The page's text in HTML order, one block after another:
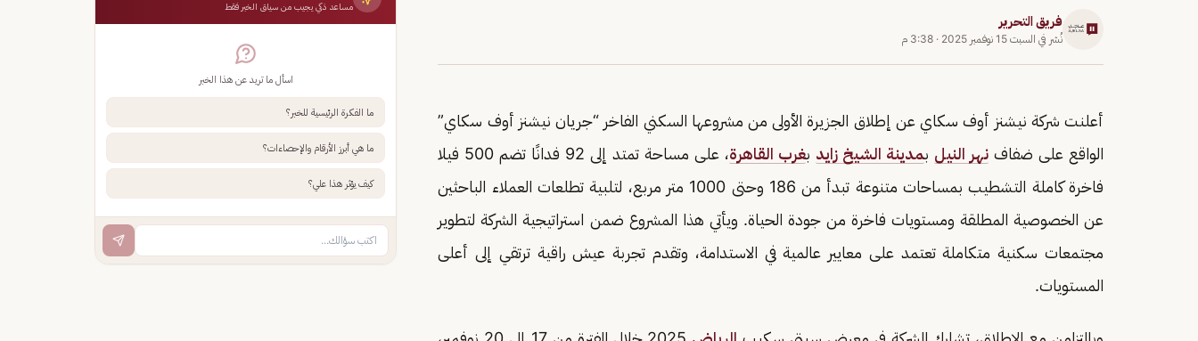
فريق التحرير
نُشر في السبت 15 نوفمبر 2025 · 3:38 م
أعلنت شركة نيشنز أوف سكاي عن إطلاق الجزيرة الأولى من مشروعها السكني الفاخر “جريان نيشنز أوف سكاي”
الواقع على ضفاف نهر النيل بمدينة الشيخ زايد بغرب القاهرة
، على مساحة تمتد إلى 92 فدانًا تضم 500 فيلا
فاخرة كاملة التشطيب بمساحات متنوعة تبدأ من 186 وحتى 1000 متر مربع، لتلبية تطلعات العملاء الباحثين
عن الخصوصية المطلقة ومستويات فاخرة من جودة الحياة. ويأتي هذا المشروع ضمن استراتيجية الشركة لتطوير
مجتمعات سكنية متكاملة تعتمد على معايير عالمية في الاستدامة، وتقدم تجربة عيش راقية ترتقي إلى أعلى
المستويات.
مساعد ذكي يجيب من سياق الخبر فقط
اسأل ما تريد عن هذا الخبر
ما الفكرة الرئيسية للخبر؟
ما هي أبرز الأرقام والإحصاءات؟
كيف يؤثر هذا علي؟